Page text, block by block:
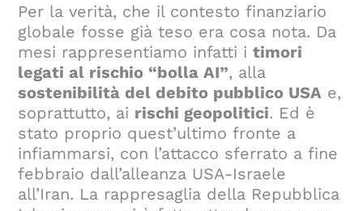
Per la verità, che il contesto finanziario
globale fosse già teso era cosa nota. Da
mesi rappresentiamo infatti itimori
legati al rischio “bolla AI”, alla
sostenibilità del debito pubblico USA e,
soprattutto, ai rischi geopolitici. Ed è
stato proprio quest’ultimo fronte a
infiammarsi, con l’attacco sferrato a fine
febbraio dall’alleanza USA-Israele
all’Iran. La rappresaglia della Repubblica